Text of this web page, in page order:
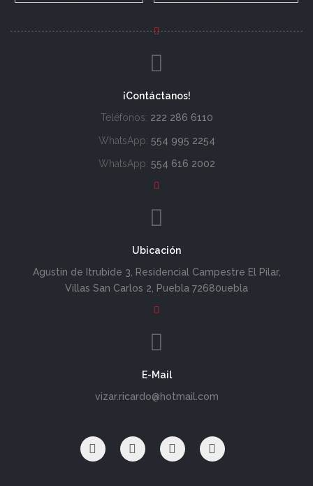
¡Contáctanos!
Teléfonos: 222 286 6110
WhatsApp: 554 995 2254
WhatsApp: 554 616 2002
Ubicación
Agustin de Itrubide 3, Residencial Campestre El Pilar,
Villas San Carlos 2, Puebla 72680uebla
E-Mail
vizar.ricardo@hotmail.com